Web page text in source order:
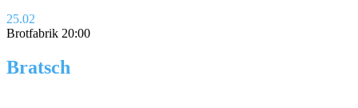
25.02
Brotfabrik 20:00
Bratsch